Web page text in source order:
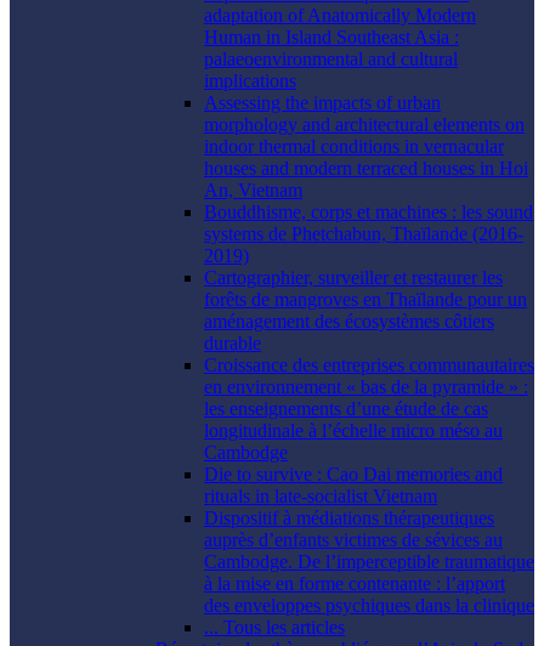
adaptation of Anatomically Modern
Human in Island Southeast Asia :
palaeoenvironmental and cultural
implications
Assessing the impacts of urban
morphology and architectural elements on
indoor thermal conditions in vernacular
houses and modern terraced houses in Hoi
An, Vietnam
Bouddhisme, corps et machines : les sound
systems de Phetchabun, Thaïlande (2016-
2019)
Cartographier, surveiller et restaurer les
forêts de mangroves en Thaïlande pour un
aménagement des écosystèmes côtiers
durable
Croissance des entreprises communautaires
en environnement « bas de la pyramide » :
les enseignements d’une étude de cas
longitudinale à l’échelle micro méso au
Cambodge
Die to survive : Cao Dai memories and
rituals in late-socialist Vietnam
Dispositif à médiations thérapeutiques
auprès d’enfants victimes de sévices au
Cambodge. De l’imperceptible traumatique
à la mise en forme contenante : l’apport
des enveloppes psychiques dans la clinique
... Tous les articles